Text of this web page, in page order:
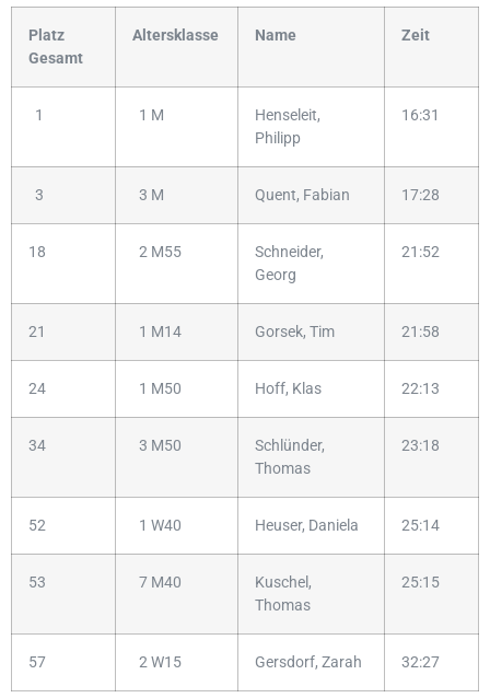
Platz
Gesamt
Altersklasse Name Zeit
1 1 M
Henseleit,
Philipp
16:31
3 3 M Quent, Fabian 17:28
18 2 M55
Schneider,
Georg
21:52
21 1 M14 Gorsek, Tim 21:58
24 1 M50 Hoff, Klas 22:13
34 3 M50
Schlünder,
Thomas
23:18
52 1 W40 Heuser, Daniela 25:14
53 7 M40
Kuschel,
Thomas
25:15
57 2 W15 Gersdorf, Zarah 32:27